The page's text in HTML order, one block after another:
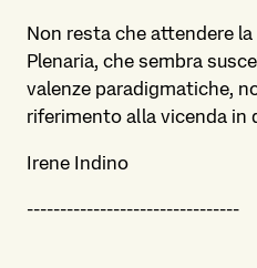
Non resta che attendere
Plenaria, che sembra
valenze paradigmatiche,
riferimento alla vicenda in
Irene Indino
--------------------------------